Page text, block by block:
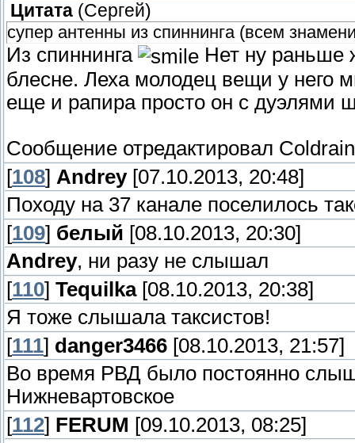
Цитата (Сергей)
супер антенны из спиннинга (всем
Из спиннинга
Нет ну раньше
блесне. Леха молодец вещи у него
еще и рапира просто он с дуэлями
Сообщение отредактировал Coldrain
[108] Andrey[07.10.2013, 20:48]
Походу на 37 канале поселилось
[109] белый [08.10.2013, 20:30]
Andrey, ни разу не слышал
[110] Tequilka[08.10.2013, 20:38]
Я тоже слышала таксистов!
[111] danger3466 [08.10.2013, 21:57]
Во время РВД было постоянно
Нижневартовское
[112] FERUM [09.10.2013, 08:25]